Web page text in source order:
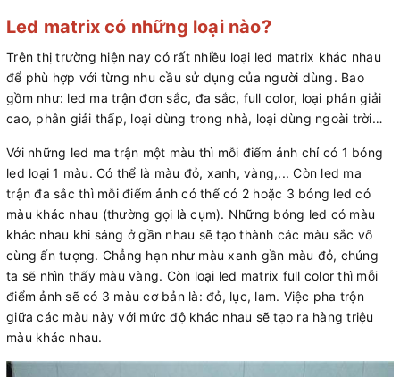
Led matrix có những loại nào?
Trên thị trường hiện nay có rất nhiều loại led matrix khác nhau
để phù hợp với từng nhu cầu sử dụng của người dùng. Bao
gồm như: led ma trận đơn sắc, đa sắc, full color, loại phân giải
cao, phân giải thấp, loại dùng trong nhà, loại dùng ngoài trời…
Với những led ma trận một màu thì mỗi điểm ảnh chỉ có 1 bóng
led loại 1 màu. Có thể là màu đỏ, xanh, vàng,... Còn led ma
trận đa sắc thì mỗi điểm ảnh có thể có 2 hoặc 3 bóng led có
màu khác nhau (thường gọi là cụm). Những bóng led có màu
khác nhau khi sáng ở gần nhau sẽ tạo thành các màu sắc vô
cùng ấn tượng. Chẳng hạn như màu xanh gần màu đỏ, chúng
ta sẽ nhìn thấy màu vàng. Còn loại led matrix full color thì mỗi
điểm ảnh sẽ có 3 màu cơ bản là: đỏ, lục, lam. Việc pha trộn
giữa các màu này với mức độ khác nhau sẽ tạo ra hàng triệu
màu khác nhau.